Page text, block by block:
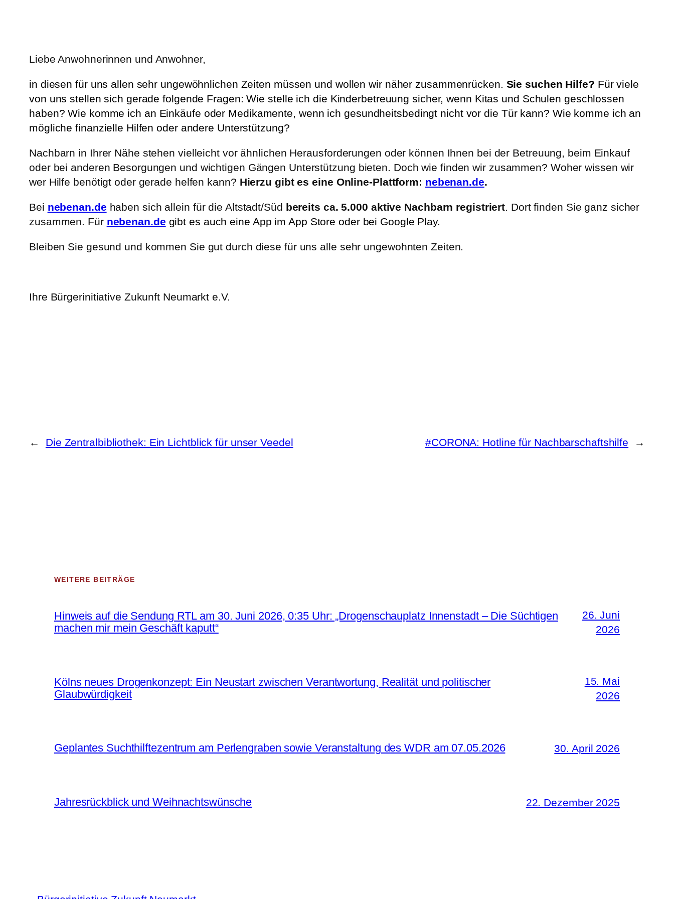
Liebe Anwohnerinnen und Anwohner,
in diesen für uns allen sehr ungewöhnlichen Zeiten müssen und wollen wir näher zusammenrücken. Sie suchen Hilfe? Für viele
von uns stellen sich gerade folgende Fragen: Wie stelle ich die Kinderbetreuung sicher, wenn Kitas und Schulen geschlossen
haben? Wie komme ich an Einkäufe oder Medikamente, wenn ich gesundheitsbedingt nicht vor die Tür kann? Wie komme ich an
mögliche finanzielle Hilfen oder andere Unterstützung?
Nachbarn in Ihrer Nähe stehen vielleicht vor ähnlichen Herausforderungen oder können Ihnen bei der Betreuung, beim Einkauf
oder bei anderen Besorgungen und wichtigen Gängen Unterstützung bieten. Doch wie finden wir zusammen? Woher wissen wir
wer Hilfe benötigt oder gerade helfen kann? Hierzu gibt es eine Online-Plattform: nebenan.de.
Bei nebenan.de haben sich allein für die Altstadt/Süd bereits ca. 5.000 aktive Nachbarn registriert. Dort finden Sie ganz sicher
zusammen. Für nebenan.de gibt es auch eine App im App Store oder bei Google Play.
Bleiben Sie gesund und kommen Sie gut durch diese für uns alle sehr ungewohnten Zeiten.
Ihre Bürgerinitiative Zukunft Neumarkt e.V.
← Die Zentralbibliothek: Ein Lichtblick für unser Veedel #CORONA: Hotline für Nachbarschaftshilfe →
WEITERE BEITRÄGE
Hinweis auf die Sendung RTL am 30. Juni 2026, 0:35 Uhr: „Drogenschauplatz Innenstadt – Die Süchtigen
machen mir mein Geschäft kaputt“
26. Juni
2026
Kölns neues Drogenkonzept: Ein Neustart zwischen Verantwortung, Realität und politischer
Glaubwürdigkeit
15. Mai
2026
Geplantes Suchthilftezentrum am Perlengraben sowie Veranstaltung des WDR am 07.05.2026 30. April 2026
Jahresrückblick und Weihnachtswünsche 22. Dezember 2025